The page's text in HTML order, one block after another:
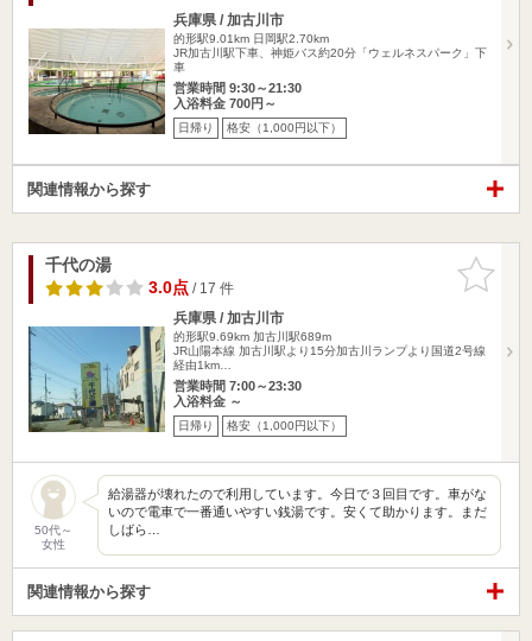
兵庫県 / 加古川市
的形駅9.01km 日岡駅2.70km
JR加古川駅下車、神姫バス約20分「ウェルネスパーク」下
車
営業時間 9:30～21:30
入浴料金 700円～
日帰り 格安（1,000円以下）
関連情報から探す
お気に入
りに追加
千代の湯
3.0点/ 17 件
兵庫県 / 加古川市
的形駅9.69km 加古川駅689m
JR山陽本線 加古川駅より15分加古川ランプより国道2号線
経由1km…
営業時間 7:00～23:30
入浴料金 ～
日帰り 格安（1,000円以下）
50代～
女性
給湯器が壊れたので利用しています。今日で３回目です。車がな
いので電車で一番通いやすい銭湯です。安くて助かります。まだ
しばら…
関連情報から探す